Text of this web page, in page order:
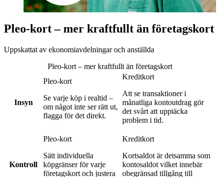
Pleo-kort – mer kraftfullt än företagskort
Uppskattat av ekonomiavdelningar och anställda
Pleo-kort – mer kraftfullt än företagskort
Insyn
Pleo-kort
Se varje köp i realtid –
om något inte ser rätt ut,
flagga för det direkt.
Kreditkort
Att se transaktioner i
månatliga kontoutdrag gör
det svårt att upptäcka
problem i tid.
Kontroll
Pleo-kort
Sätt individuella
köpgränser för varje
företagskort och justera
Kreditkort
Kortsaldot är detsamma som
kontosaldot vilket innebär
obegränsad tillgång till